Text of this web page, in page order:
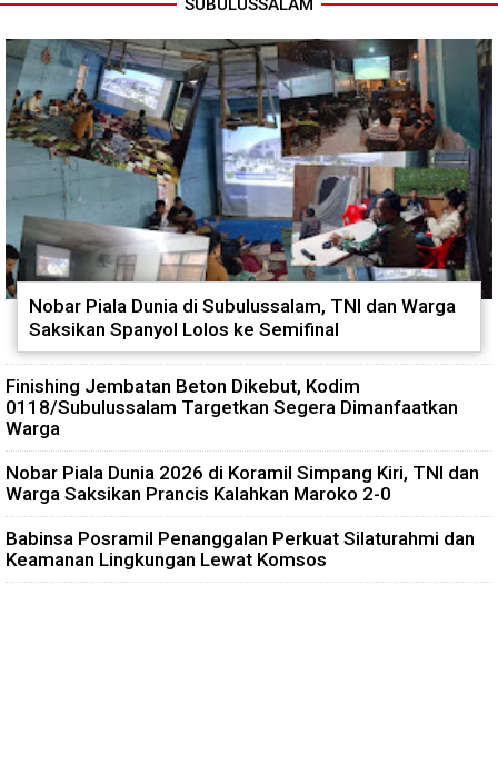
SUBULUSSALAM
Nobar Piala Dunia di Subulussalam, TNI dan Warga
Saksikan Spanyol Lolos ke Semifinal
Finishing Jembatan Beton Dikebut, Kodim
0118/Subulussalam Targetkan Segera Dimanfaatkan
Warga
Nobar Piala Dunia 2026 di Koramil Simpang Kiri, TNI dan
Warga Saksikan Prancis Kalahkan Maroko 2-0
Babinsa Posramil Penanggalan Perkuat Silaturahmi dan
Keamanan Lingkungan Lewat Komsos